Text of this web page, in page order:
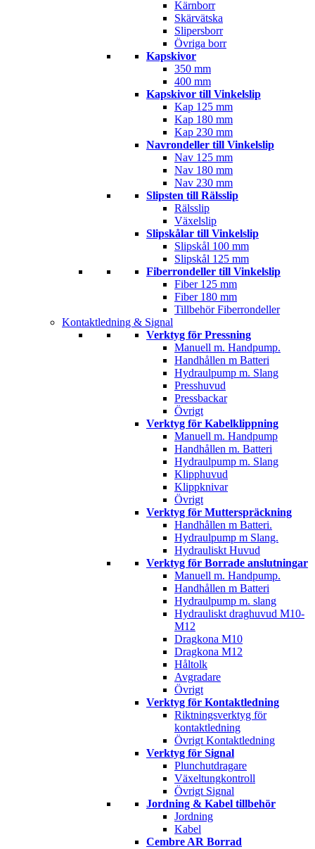
Kärnborr
Skärvätska
Slipersborr
Övriga borr
Kapskivor
350 mm
400 mm
Kapskivor till Vinkelslip
Kap 125 mm
Kap 180 mm
Kap 230 mm
Navrondeller till Vinkelslip
Nav 125 mm
Nav 180 mm
Nav 230 mm
Slipsten till Rälsslip
Rälsslip
Växelslip
Slipskålar till Vinkelslip
Slipskål 100 mm
Slipskål 125 mm
Fiberrondeller till Vinkelslip
Fiber 125 mm
Fiber 180 mm
Tillbehör Fiberrondeller
Kontaktledning & Signal
Verktyg för Pressning
Manuell m. Handpump.
Handhållen m Batteri
Hydraulpump m. Slang
Presshuvud
Pressbackar
Övrigt
Verktyg för Kabelklippning
Manuell m. Handpump
Handhållen m. Batteri
Hydraulpump m. Slang
Klipphuvud
Klippknivar
Övrigt
Verktyg för Mutterspräckning
Handhållen m Batteri.
Hydraulpump m Slang.
Hydrauliskt Huvud
Verktyg för Borrade anslutningar
Manuell m. Handpump.
Handhållen m Batteri
Hydraulpump m. slang
Hydrauliskt draghuvud M10-
M12
Dragkona M10
Dragkona M12
Håltolk
Avgradare
Övrigt
Verktyg för Kontaktledning
Riktningsverktyg för
kontaktledning
Övrigt Kontaktledning
Verktyg för Signal
Plunchutdragare
Växeltungkontroll
Övrigt Signal
Jordning & Kabel tillbehör
Jordning
Kabel
Cembre AR Borrad